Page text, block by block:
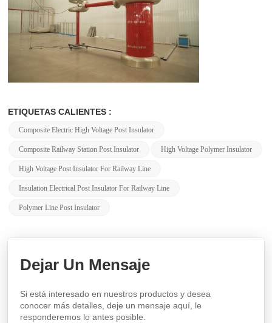
ETIQUETAS CALIENTES :
Composite Electric High Voltage Post Insulator
Composite Railway Station Post Insulator High Voltage Polymer Insulator
High Voltage Post Insulator For Railway Line
Insulation Electrical Post Insulator For Railway Line
Polymer Line Post Insulator
Dejar Un Mensaje
Si está interesado en nuestros productos y desea
conocer más detalles, deje un mensaje aquí, le
responderemos lo antes posible.